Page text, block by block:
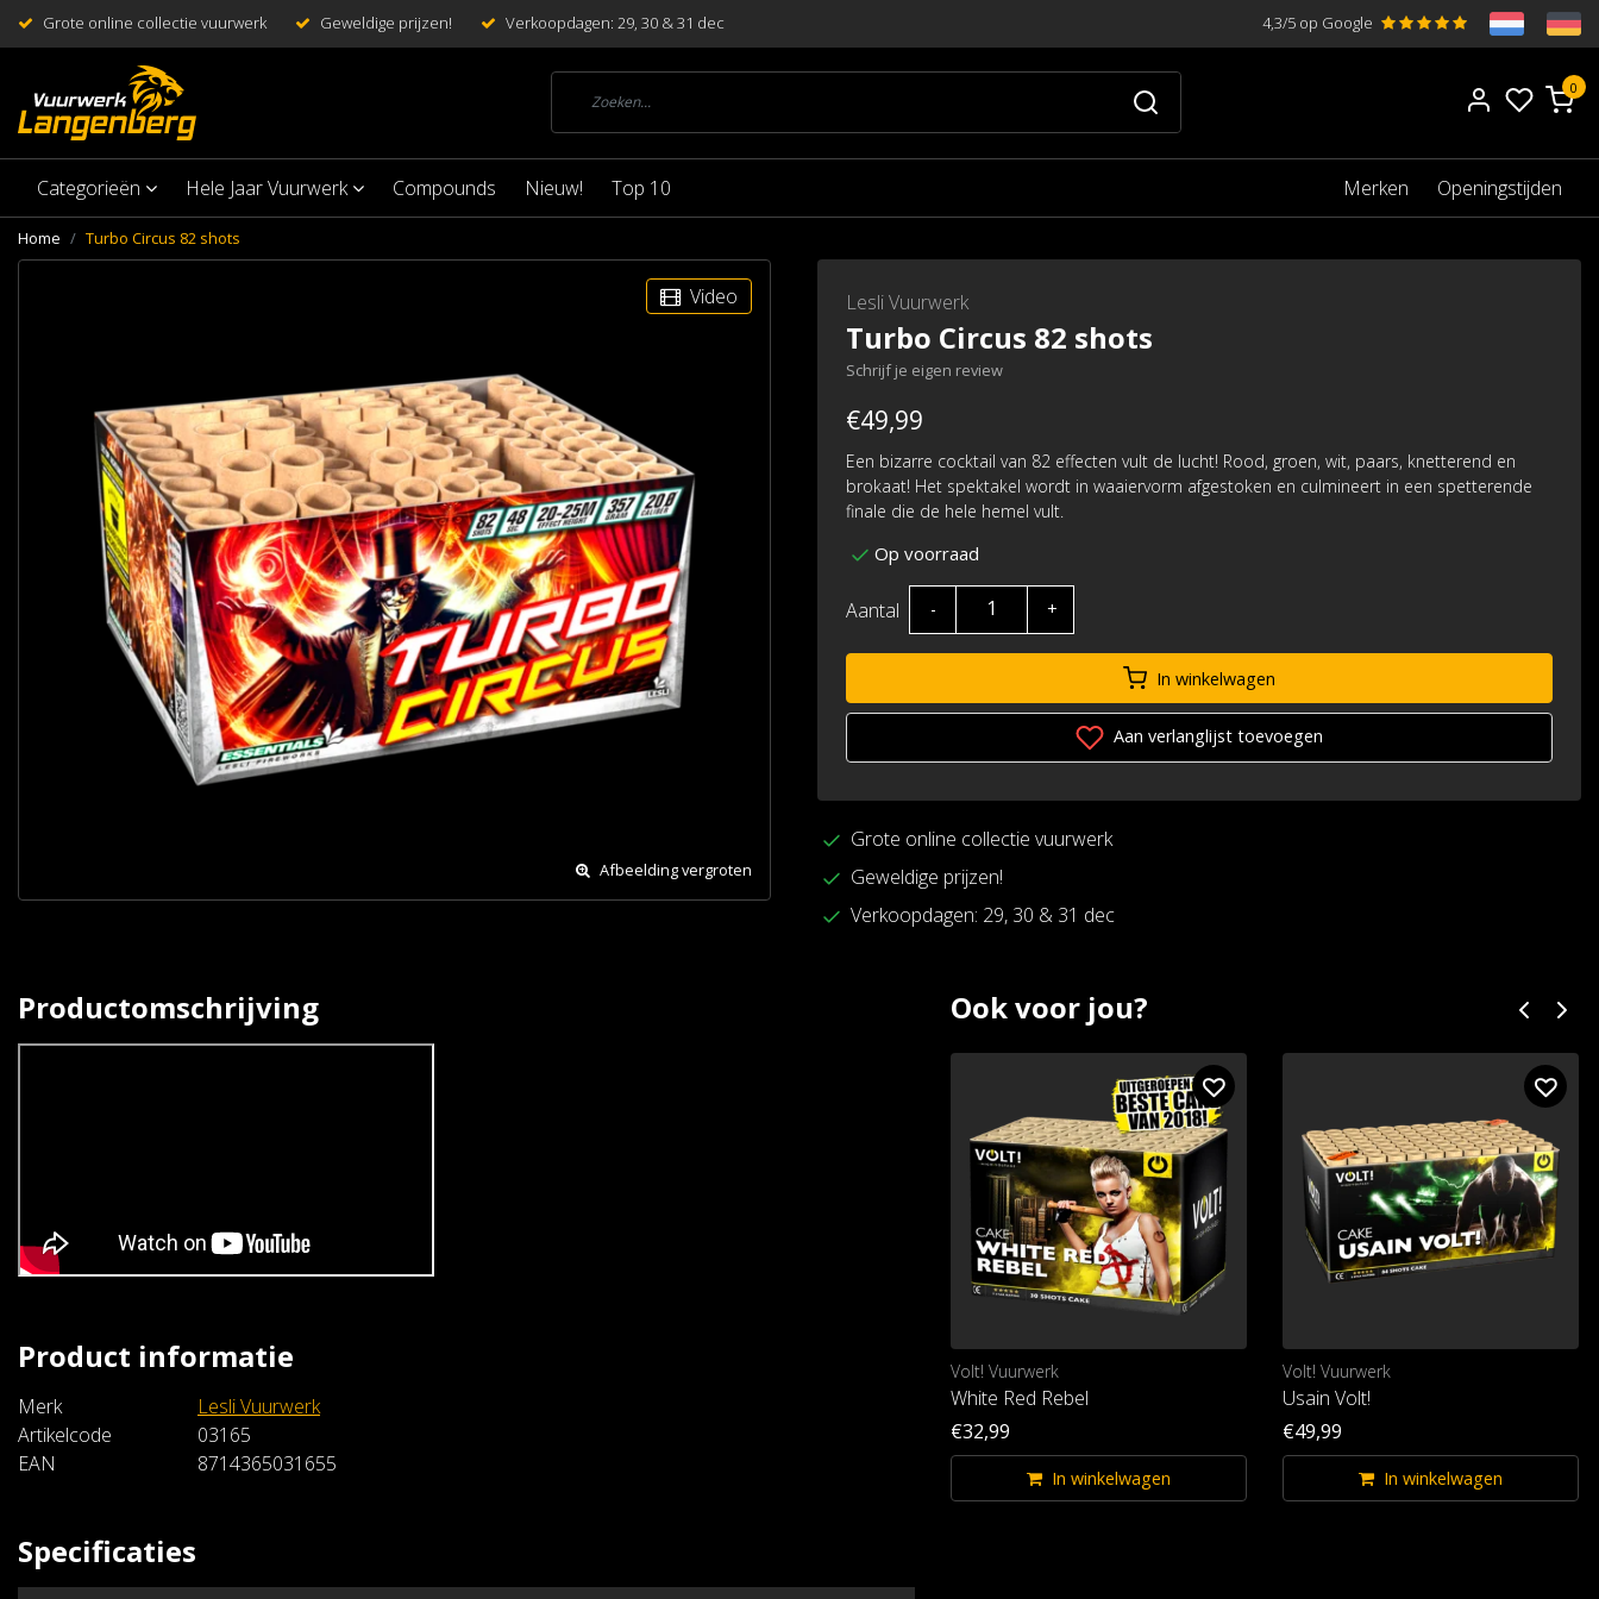
Grote online collectie vuurwerk Geweldige prijzen! Verkoopdagen: 29, 30 & 31 dec 4,3/5 op Google
0
Categorieën Hele Jaar Vuurwerk Compounds Nieuw! Top 10 Merken Openingstijden
Home Turbo Circus 82 shots
Video
Afbeelding vergroten
Lesli Vuurwerk
Turbo Circus 82 shots
Schrijf je eigen review
€49,99
Een bizarre cocktail van 82 effecten vult de lucht! Rood, groen, wit, paars, knetterend en
brokaat! Het spektakel wordt in waaiervorm afgestoken en culmineert in een spetterende
finale die de hele hemel vult.
Op voorraad
Aantal - +
In winkelwagen
Aan verlanglijst toevoegen
Grote online collectie vuurwerk
Geweldige prijzen!
Verkoopdagen: 29, 30 & 31 dec
Productomschrijving
Product informatie
Merk
Lesli Vuurwerk
Artikelcode
03165
EAN
8714365031655
Specificaties
Ook voor jou?
Lesli Vuurwerk
Titty Twister
Volt! Vuurwerk
White Red Rebel
€32,99
In winkelwagen
Volt! Vuurwerk
Usain Volt!
€49,99
In winkelwagen